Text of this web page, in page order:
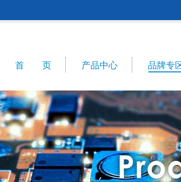
Main
navigation
首 页 产品中心 品牌专